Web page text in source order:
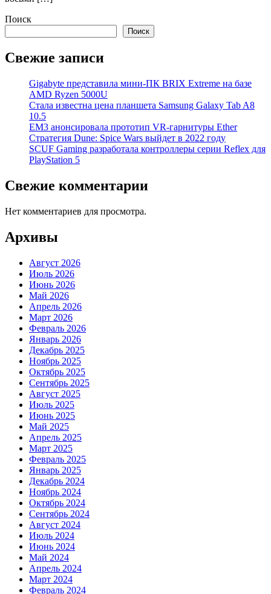
Поиск
Поиск
Свежие записи
Gigabyte представила мини-ПК BRIX Extreme на базе
AMD Ryzen 5000U
Стала известна цена планшета Samsung Galaxy Tab A8
10.5
EM3 анонсировала прототип VR-гарнитуры Ether
Стратегия Dune: Spice Wars выйдет в 2022 году
SCUF Gaming разработала контроллеры серии Reflex для
PlayStation 5
Свежие комментарии
Нет комментариев для просмотра.
Архивы
Август 2026
Июль 2026
Июнь 2026
Май 2026
Апрель 2026
Март 2026
Февраль 2026
Январь 2026
Декабрь 2025
Ноябрь 2025
Октябрь 2025
Сентябрь 2025
Август 2025
Июль 2025
Июнь 2025
Май 2025
Апрель 2025
Март 2025
Февраль 2025
Январь 2025
Декабрь 2024
Ноябрь 2024
Октябрь 2024
Сентябрь 2024
Август 2024
Июль 2024
Июнь 2024
Май 2024
Апрель 2024
Март 2024
Февраль 2024